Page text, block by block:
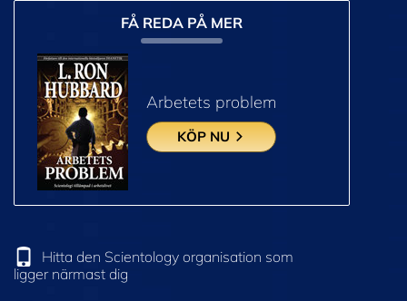
FÅ REDA PÅ MER
Arbetets problem
KÖP NU
Hitta den Scientology organisation som
ligger närmast dig